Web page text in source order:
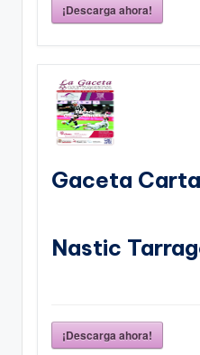
¡Descarga ahora!
Gaceta
Nastic
¡Descarga ahora!